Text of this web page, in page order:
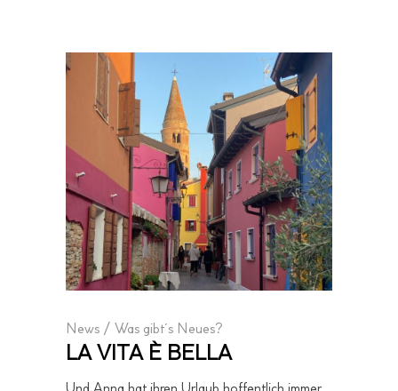
News / Was gibt´s Neues?
LA VITA È BELLA